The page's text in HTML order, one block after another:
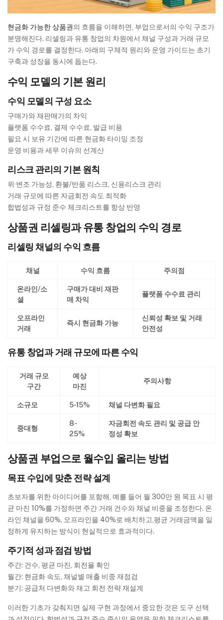
현금화 가능한 상품권의 흐름을 이해하면, 부업으로서의 수익 구조가
분명해진다. 리셀링과 유통 창업의 차원에서 채널 구성과 거래 규모
가 수익 경로를 결정한다. 아래의 구체적 원리와 운영 가이드는 초기
구축과 성장을 동시에 돕는다.
수익 모델의 기본 원리
수익 모델의 구성 요소
구매가와 재판매가의 차익
플랫폼 수수료, 결제 수수료, 발급 비용
필요 시 보유 기간에 따른 현금화 타이밍 조정
운영 비용과 세무 이슈의 선계산
리스크 관리의 기본 원칙
위·변조 가능성, 환불/반품 리스크, 신용리스크 관리
거래 규모에 따른 자금회전 속도 최적화
합법성과 규정 준수 체크리스트를 항상 반영
상품권 리셀링과 유통 창업의 수익 경로
리셀링 채널의 수익 흐름
채널 수익 흐름 주의점
온라인/소
셜
구매가 대비 재판
매 차익
플랫폼 수수료 관리
오프라인
거래
즉시 현금화 가능
신뢰성 확보 및 거래
안전성
유통 창업과 거래 규모에 따른 수익
거래 규모
구간
예상
마진
주의사항
소규모 5-15% 채널 다변화 필요
중대형
8-
25%
자금회전 속도 관리 및 공급 안
정성 확보
상품권 부업으로 월수입 올리는 방법
목표 수입에 맞춘 전략 설계
초보자를 위한 아이디어를 포함해, 예를 들어 월 300만 원 목표 시 평
균 마진 10%를 가정하면 주간 거래 건수와 채널 비중을 조정한다. 온
라인 채널을 60%, 오프라인을 40%로 배치하고,평균 거래금액을 일
정하게 유지하는 방식이 현실적으로 효과적이다.
주기적 성과 점검 방법
주간: 건수, 평균 마진, 회전율 확인
월간: 현금화 속도, 채널별 매출 비중 재점검
분기: 공급처 다변화와 재고 회전 전략 재설계
이러한 기초가 갖춰지면 실제 구현 과정에서 중요한 것은 도구 선택